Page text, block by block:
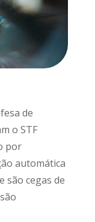
de
o STF
por
automática
são cegas de